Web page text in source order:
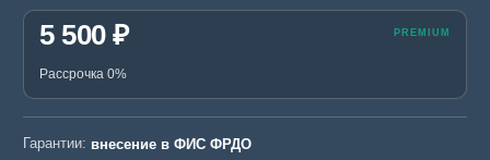
5 500 ₽
Рассрочка 0%
Гарантии: внесение в ФИС ФРДО